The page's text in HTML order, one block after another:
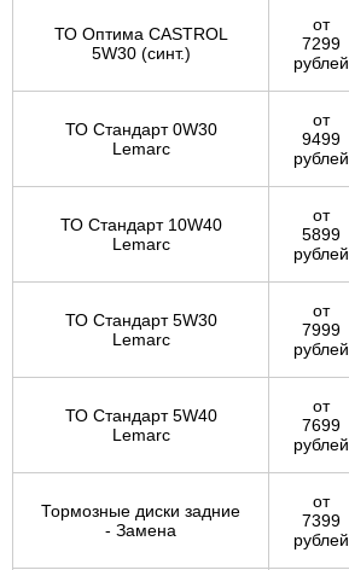
ТО Оптима CASTROL
5W30 (синт.)
от
7299
рублей
ТО Стандарт 0W30
Lemarc
от
9499
рублей
ТО Стандарт 10W40
Lemarc
от
5899
рублей
ТО Стандарт 5W30
Lemarc
от
7999
рублей
ТО Стандарт 5W40
Lemarc
от
7699
рублей
Тормозные диски задние
- Замена
от
7399
рублей